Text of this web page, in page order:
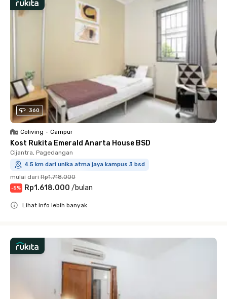
360
Coliving • Campur
Kost Rukita Emerald Anarta House BSD
Cijantra, Pagedangan
4.5 km dari unika atma jaya kampus 3 bsd
mulai dari Rp1.718.000
-5% Rp1.618.000 /bulan
Lihat info lebih banyak